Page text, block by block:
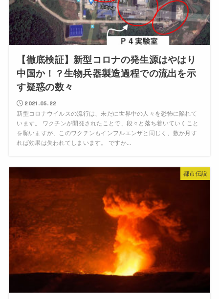
【徹底検証】新型コロナの発生源はやはり
中国か！？生物兵器製造過程での流出を示
す疑惑の数々
2021.05.22
新型コロナウイルスの流行は、未だに世界中の人々を恐怖に陥れて
います。 ワクチンが開発されたことで、段々と落ち着いていくこと
を願いますが、このワクチンもインフルエンザと同じく、数か月す
れば効果は失われてしまいます。 ですか...
都市伝説